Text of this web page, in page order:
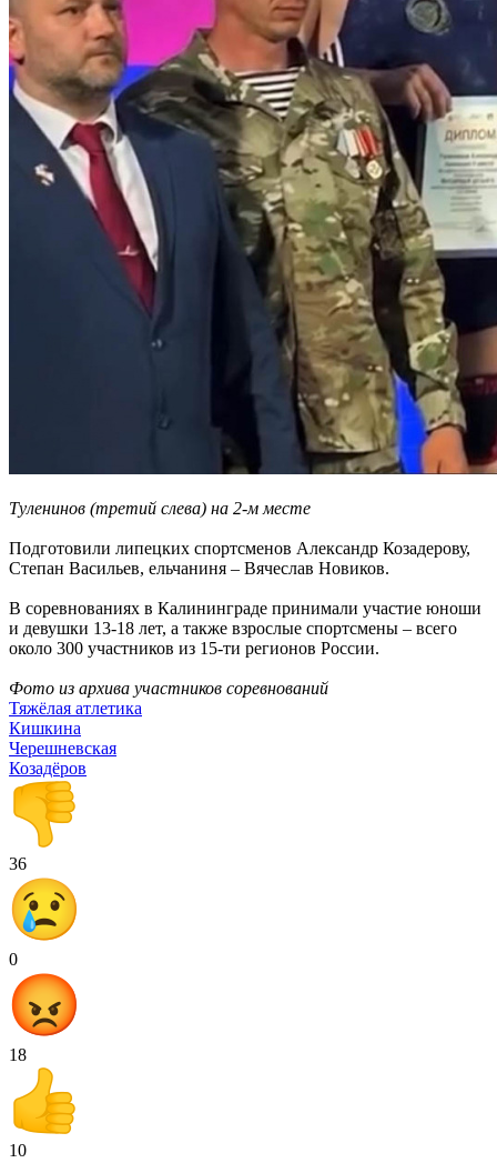
Туленинов (третий слева) на 2-м месте
Подготовили липецких спортсменов Александр Козадерову,
Степан Васильев, ельчаниня – Вячеслав Новиков.
В соревнованиях в Калининграде принимали участие юноши
и девушки 13-18 лет, а также взрослые спортсмены – всего
около 300 участников из 15-ти регионов России.
Фото из архива участников соревнований
Тяжёлая атлетика
Кишкина
Черешневская
Козадёров
36
0
18
10